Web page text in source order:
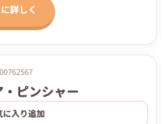
詳しく
ピンシャー
に入り追加